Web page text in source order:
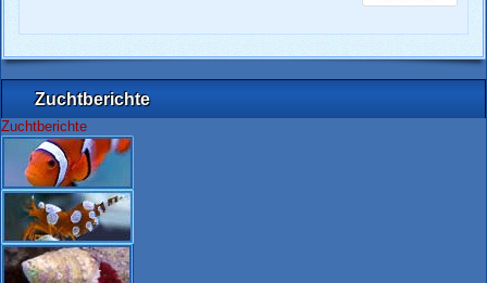
Zuchtberichte
Zuchtberichte